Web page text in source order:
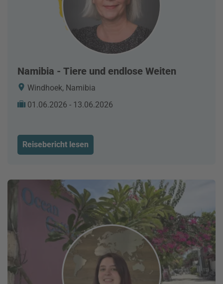
Namibia - Tiere und endlose Weiten
Windhoek, Namibia
01.06.2026 - 13.06.2026
Reisebericht lesen